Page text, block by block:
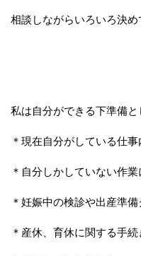
相談しながらいろいろ決め
私は自分ができる下準備と
＊現在自分がしている仕
＊自分しかしていない作
＊妊娠中の検診や出産準
＊産休、育休に関する手